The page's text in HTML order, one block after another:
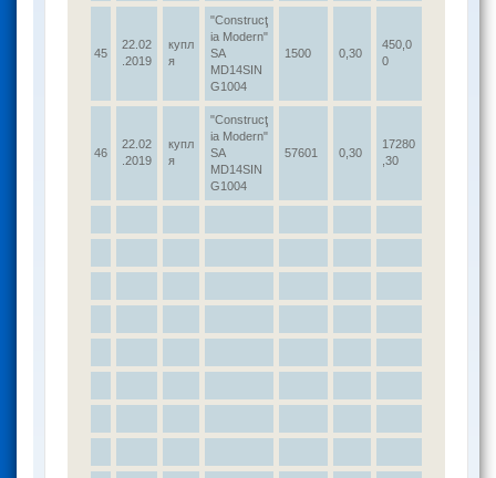
45
22.02
.2019
купл
я
"Construcţ
ia Modern"
SA
MD14SIN
G1004
1500 0,30
450,0
0
46
22.02
.2019
купл
я
"Construcţ
ia Modern"
SA
MD14SIN
G1004
57601 0,30
17280
,30